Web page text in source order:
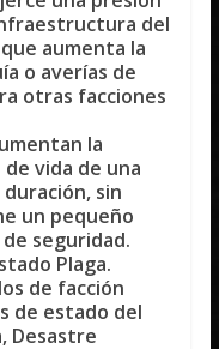
del
aumenta la
o averías de
otras facciones
la
vida de una
sin
un pequeño
seguridad.
Plaga.
de facción
de estado del
Desastre